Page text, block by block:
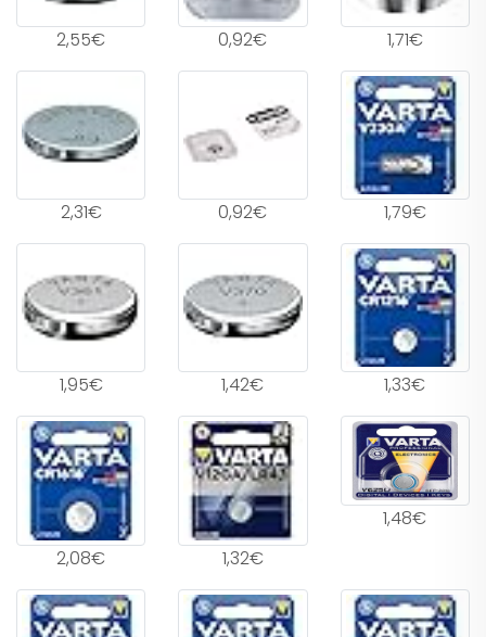
2,55€ 0,92€ 1,71€
2,31€ 0,92€ 1,79€
1,95€ 1,42€ 1,33€
2,08€ 1,32€
1,48€